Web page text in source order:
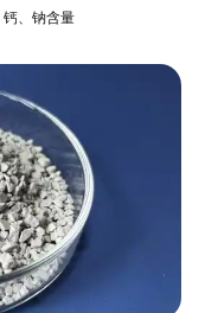
、钠含量